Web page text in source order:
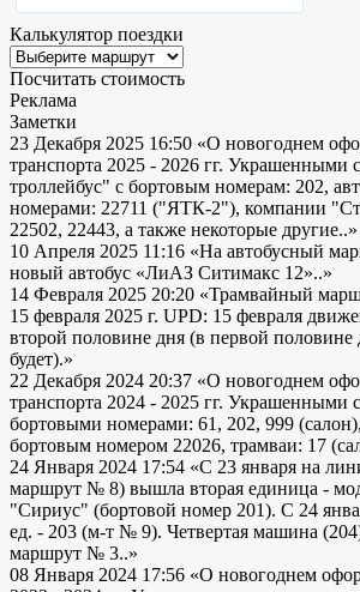
Калькулятор поездки
Посчитать стоимость
Реклама
Заметки
23 Декабря 2025 16:50 «О новогоднем
транспорта 2025 - 2026 гг.
троллейбус" с бортовым номерам: 202,
номерами: 22711 ("ЯТК-2"), компании
22502, 22443, а также некоторые другие..»
10 Апреля 2025 11:16 «На автобусный
новый автобус «ЛиАЗ Ситимакс 12»..»
14 Февраля 2025 20:20 «Трамвайный
15 февраля 2025 г. UPD: 15 февраля
второй половине дня (в первой половине
будет).»
22 Декабря 2024 20:37 «О новогоднем
транспорта 2024 - 2025 гг. Украшенными
бортовыми номерами: 61, 202, 999
бортовым номером 22026, трамваи: 17
24 Января 2024 17:54 «С 23 января на
маршрут № 8) вышла вторая единица -
"Сириус" (бортовой номер 201). С 24
ед. - 203 (м-т № 9). Четвертая машина
маршрут № 3..»
08 Января 2024 17:56 «О новогоднем